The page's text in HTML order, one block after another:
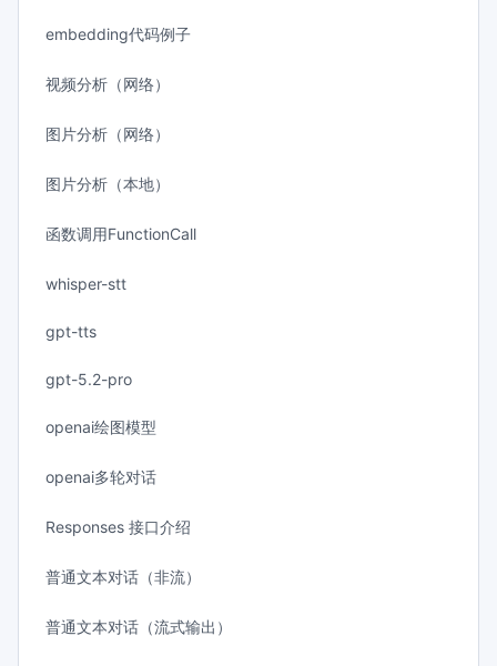
embedding代码例子
视频分析（网络）
图片分析（网络）
图片分析（本地）
函数调用FunctionCall
whisper-stt
gpt-tts
gpt-5.2-pro
openai绘图模型
openai多轮对话
Responses 接口介绍
普通文本对话（非流）
普通文本对话（流式输出）